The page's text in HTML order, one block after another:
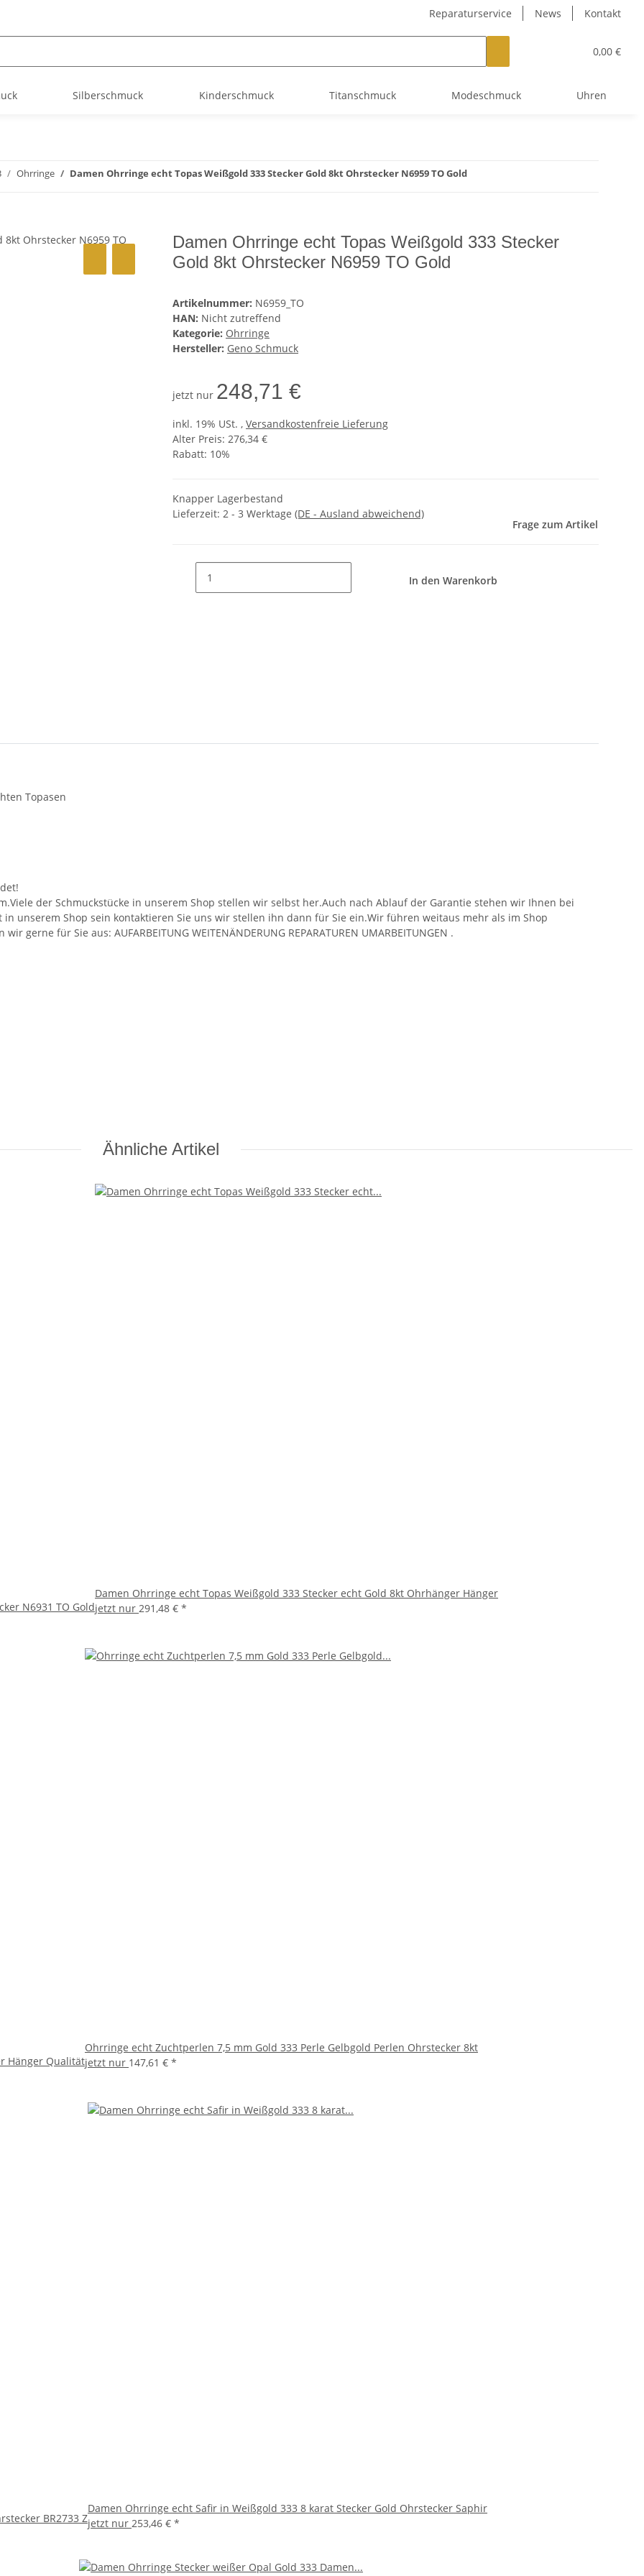
Reparaturservice News Kontakt
0,00 €
Silberschmuck Kinderschmuck Titanschmuck Modeschmuck Uhren
Ohrringe Damen Ohrringe echt Topas Weißgold 333 Stecker Gold 8kt Ohrstecker N6959 TO Gold
Damen Ohrringe echt Topas Weißgold 333 Stecker
Gold 8kt Ohrstecker N6959 TO Gold
Artikelnummer: N6959_TO
HAN: Nicht zutreffend
Kategorie: Ohrringe
Hersteller: Geno Schmuck
jetzt nur 248,71 €
inkl. 19% USt. , Versandkostenfreie Lieferung
Alter Preis: 276,34 €
Rabatt: 10%
Knapper Lagerbestand
Lieferzeit: 2 - 3 Werktage (DE - Ausland abweichend)
Frage zum Artikel
In den Warenkorb
Topasen
der Schmuckstücke in unserem Shop stellen wir selbst her.Auch nach Ablauf der Garantie stehen wir Ihnen bei
unserem Shop sein kontaktieren Sie uns wir stellen ihn dann für Sie ein.Wir führen weitaus mehr als im Shop
für Sie aus: AUFARBEITUNG WEITENÄNDERUNG REPARATUREN UMARBEITUNGEN .
Ähnliche Artikel
N6931 TO Gold
Damen Ohrringe echt Topas Weißgold 333 Stecker echt Gold 8kt Ohrhänger Hänger
jetzt nur 291,48 € *
Hänger Qualität
Ohrringe echt Zuchtperlen 7,5 mm Gold 333 Perle Gelbgold Perlen Ohrstecker 8kt
jetzt nur 147,61 € *
BR2733 Z
Damen Ohrringe echt Safir in Weißgold 333 8 karat Stecker Gold Ohrstecker Saphir
jetzt nur 253,46 € *